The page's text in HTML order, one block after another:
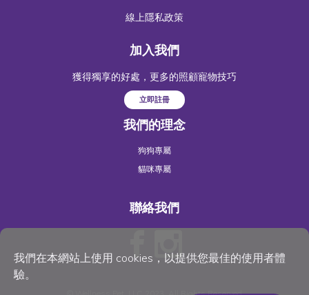
我們在本網站上使用 cookies，以提供您最佳的使用者體
驗。
線上隱私政策
加入我們
獲得獨享的好處，更多的照顧寵物技巧
立即註冊
我們的理念
狗狗專屬
貓咪專屬
聯絡我們